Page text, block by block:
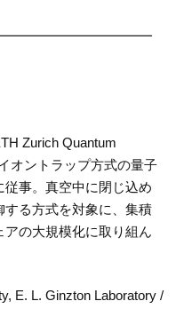
Zurich Quantum
オントラップ方式の量子
事。真空中に閉じ込め
る方式を対象に、集積
の大規模化に取り組ん
E. L. Ginzton Laboratory /